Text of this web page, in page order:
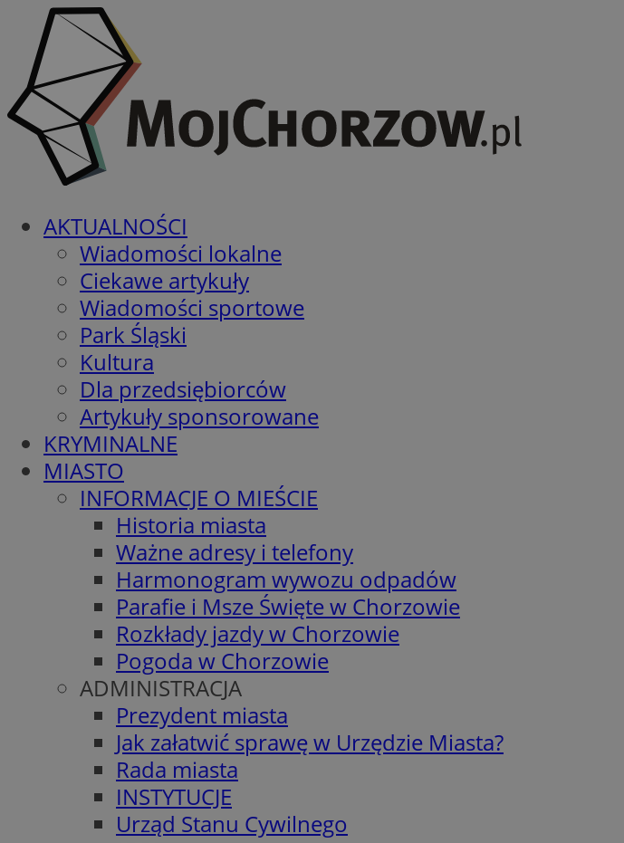
AKTUALNOŚCI
Wiadomości lokalne
Ciekawe artykuły
Wiadomości sportowe
Park Śląski
Kultura
Dla przedsiębiorców
Artykuły sponsorowane
KRYMINALNE
MIASTO
INFORMACJE O MIEŚCIE
Historia miasta
Ważne adresy i telefony
Harmonogram wywozu odpadów
Parafie i Msze Święte w Chorzowie
Rozkłady jazdy w Chorzowie
Pogoda w Chorzowie
ADMINISTRACJA
Prezydent miasta
Jak załatwić sprawę w Urzędzie Miasta?
Rada miasta
INSTYTUCJE
Urząd Stanu Cywilnego